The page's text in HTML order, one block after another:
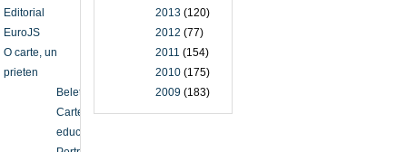
2013 (120)
2012 (77)
2011 (154)
2010 (175)
2009 (183)
Editorial
EuroJS
O carte, un
prieten
Beletristică
Carte
educațională